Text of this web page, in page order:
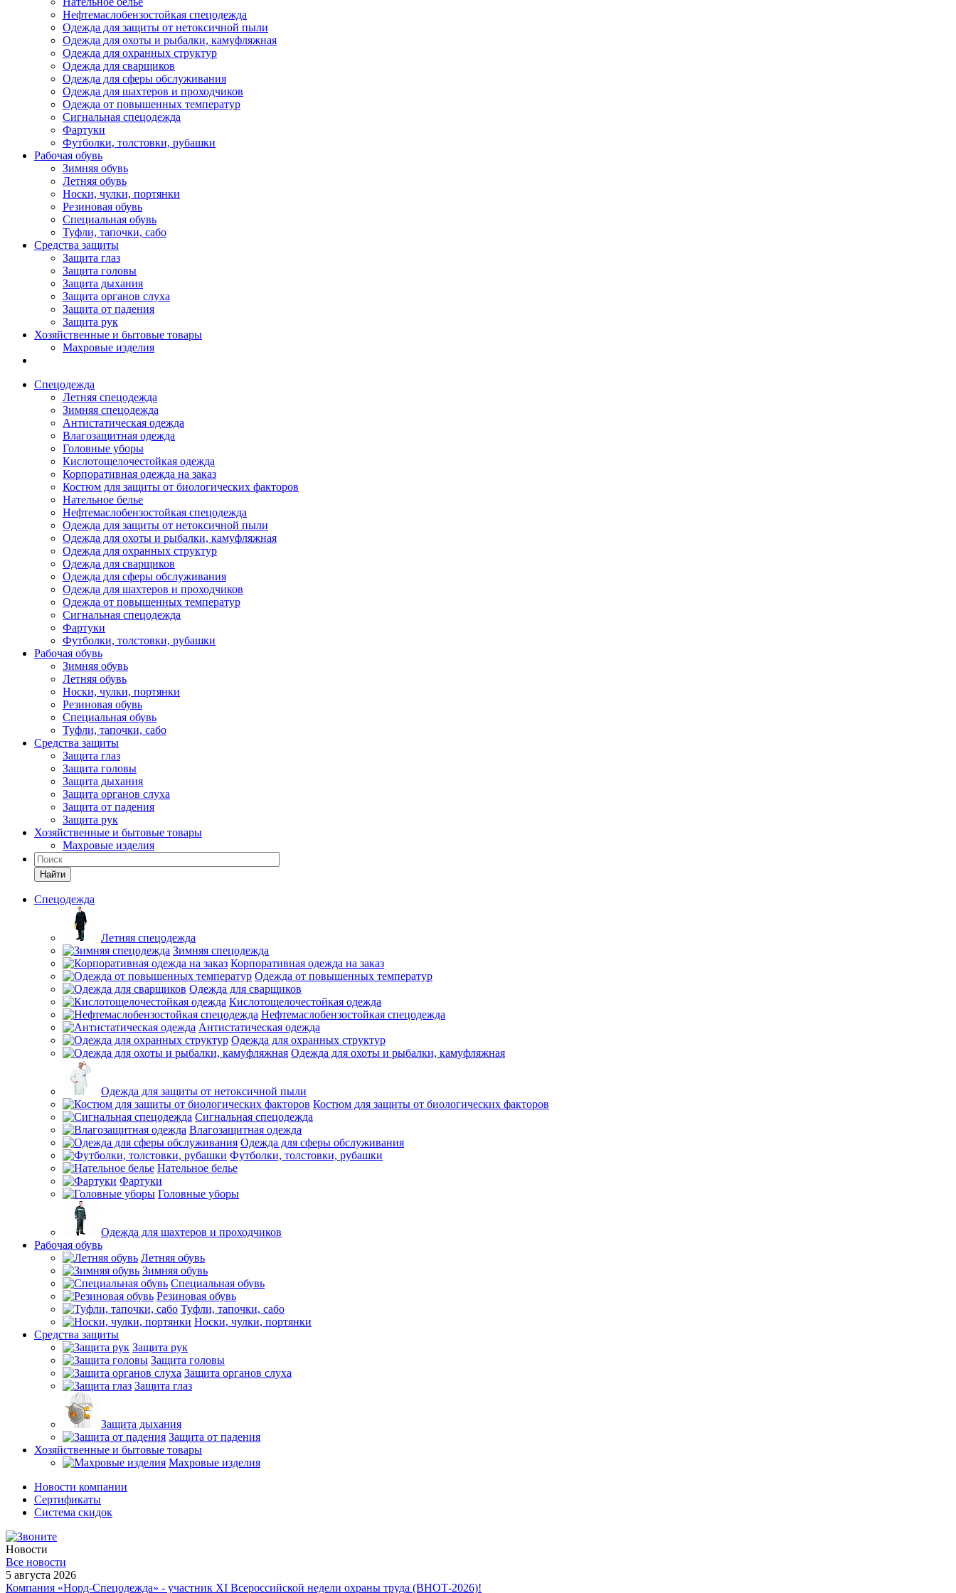
Нефтемаслобензостойкая спецодежда
Одежда для защиты от нетоксичной пыли
Одежда для охоты и рыбалки, камуфляжная
Одежда для охранных структур
Одежда для сварщиков
Одежда для сферы обслуживания
Одежда для шахтеров и проходчиков
Одежда от повышенных температур
Сигнальная спецодежда
Фартуки
Футболки, толстовки, рубашки
Рабочая обувь
Зимняя обувь
Летняя обувь
Носки, чулки, портянки
Резиновая обувь
Специальная обувь
Туфли, тапочки, сабо
Средства защиты
Защита глаз
Защита головы
Защита дыхания
Защита органов слуха
Защита от падения
Защита рук
Хозяйственные и бытовые товары
Махровые изделия
Спецодежда
Летняя спецодежда
Зимняя спецодежда
Антистатическая одежда
Влагозащитная одежда
Головные уборы
Кислотощелочестойкая одежда
Корпоративная одежда на заказ
Костюм для защиты от биологических факторов
Нательное белье
Нефтемаслобензостойкая спецодежда
Одежда для защиты от нетоксичной пыли
Одежда для охоты и рыбалки, камуфляжная
Одежда для охранных структур
Одежда для сварщиков
Одежда для сферы обслуживания
Одежда для шахтеров и проходчиков
Одежда от повышенных температур
Сигнальная спецодежда
Фартуки
Футболки, толстовки, рубашки
Рабочая обувь
Зимняя обувь
Летняя обувь
Носки, чулки, портянки
Резиновая обувь
Специальная обувь
Туфли, тапочки, сабо
Средства защиты
Защита глаз
Защита головы
Защита дыхания
Защита органов слуха
Защита от падения
Защита рук
Хозяйственные и бытовые товары
Махровые изделия
Найти
Спецодежда
Летняя спецодежда
Зимняя спецодежда
Корпоративная одежда на заказ
Одежда от повышенных температур
Одежда для сварщиков
Кислотощелочестойкая одежда
Нефтемаслобензостойкая спецодежда
Антистатическая одежда
Одежда для охранных структур
Одежда для охоты и рыбалки, камуфляжная
Одежда для защиты от нетоксичной пыли
Костюм для защиты от биологических факторов
Сигнальная спецодежда
Влагозащитная одежда
Одежда для сферы обслуживания
Футболки, толстовки, рубашки
Нательное белье
Фартуки
Головные уборы
Одежда для шахтеров и проходчиков
Рабочая обувь
Летняя обувь
Зимняя обувь
Специальная обувь
Резиновая обувь
Туфли, тапочки, сабо
Носки, чулки, портянки
Средства защиты
Защита рук
Защита головы
Защита органов слуха
Защита глаз
Защита дыхания
Защита от падения
Хозяйственные и бытовые товары
Махровые изделия
Новости компании
Cертификаты
Система скидок
Новости
Все новости
5 августа 2026
Компания «Норд-Спецодежда» - участник XI Всероссийской недели охраны труда (ВНОТ-2026)!